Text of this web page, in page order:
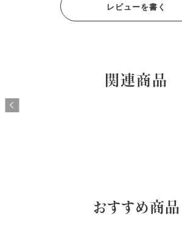
レビューを書く
関連商品
おすすめ商品